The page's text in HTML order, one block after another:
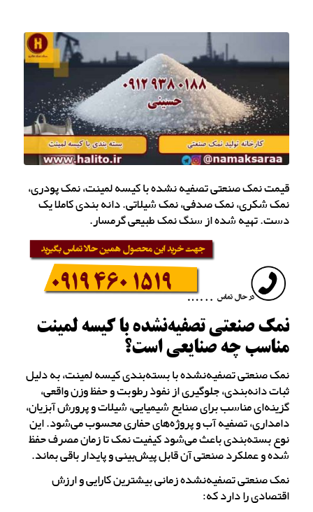
قیمت نمک صنعتی تصفیه نشده با کیسه لمینت، نمک پودری،
نمک شکری، نمک صدفی، نمک شیلاتی. دانه بندی کاملا یک
دست. تهیه شده از سنگ نمک طبیعی گرمسار.
نمک صنعتی تصفیه‌نشده با کیسه لمینت
مناسب چه صنایعی است؟
نمک صنعتی تصفیه‌نشده با بسته‌بندی کیسه لمینت، به دلیل
ثبات دانه‌بندی، جلوگیری از نفوذ رطوبت و حفظ وزن واقعی،
گزینه‌ای مناسب برای صنایع شیمیایی، شیلات و پرورش آبزیان،
دامداری، تصفیه آب و پروژه‌های حفاری محسوب می‌شود. این
نوع بسته‌بندی باعث می‌شود کیفیت نمک تا زمان مصرف حفظ
شده و عملکرد صنعتی آن قابل پیش‌بینی و پایدار باقی بماند.
نمک صنعتی تصفیه‌نشده زمانی بیشترین کارایی و ارزش
اقتصادی را دارد که: